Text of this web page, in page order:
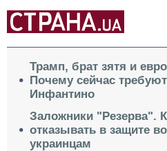
Трамп, брат зятя и
Почему сейчас
Инфантино
Заложники "Резерва".
отказывать в защите
украинцам